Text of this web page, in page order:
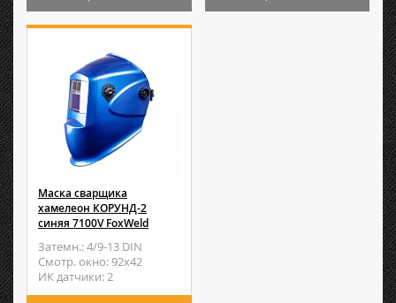
Маска сварщика
хамелеон КОРУНД-2
синяя 7100V FoxWeld
Затемн.: 4/9-13 DIN
Смотр. окно: 92х42
ИК датчики: 2